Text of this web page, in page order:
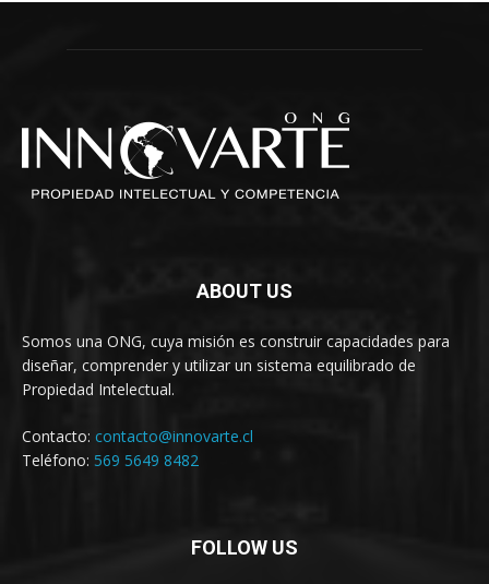
ABOUT US
Somos una ONG, cuya misión es construir capacidades para
diseñar, comprender y utilizar un sistema equilibrado de
Propiedad Intelectual.
Contacto: contacto@innovarte.cl
Teléfono: 569 5649 8482
FOLLOW US